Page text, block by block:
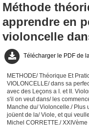
Méthode
apprendre en
violoncelle
Télécharger le PDF de
METHODE/ Théorique Et
VIOLONCELLE/ dans sa
avec des Leçons a I. et II.
s'il on veut dans/ les
Manche du/ Violoncelle./ Plus
joüent de la/ Viole, et qui
Michel CORRETTE./